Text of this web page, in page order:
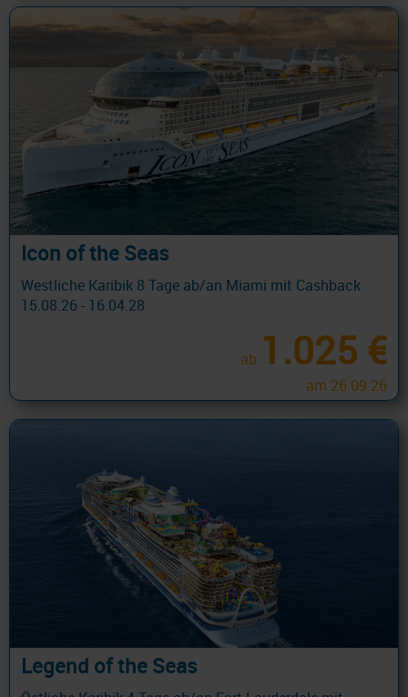
Icon of the Seas
Westliche Karibik 8 Tage ab/an Miami mit Cashback
15.08.26 - 16.04.28
ab 1.025 €
am 26.09.26
Legend of the Seas